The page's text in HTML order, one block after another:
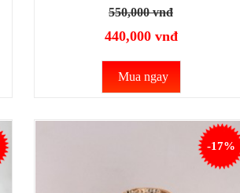
cao 8cm MŨI VUÔNG GBN28B
550,000 vnđ
440,000 vnđ
Mua ngay
-17%